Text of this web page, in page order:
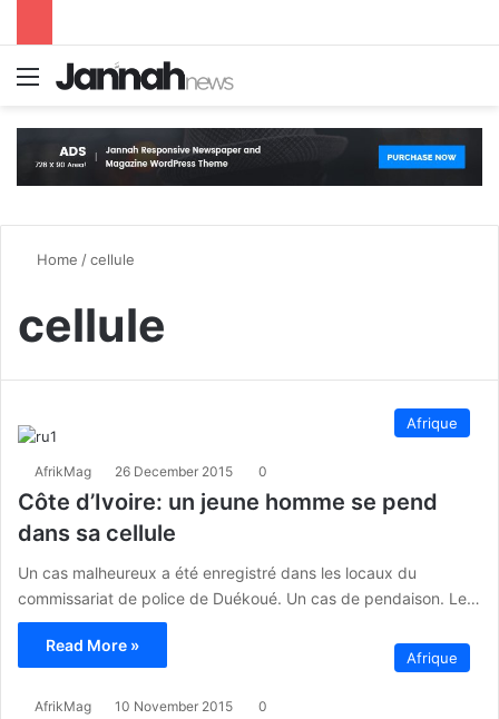
Menu
Home /cellule
cellule
Afrique
AfrikMag 26 December 2015 0
Côte d’Ivoire: un jeune homme se pend
dans sa cellule
Un cas malheureux a été enregistré dans les locaux du
commissariat de police de Duékoué. Un cas de pendaison. Le…
Read More »
Afrique
AfrikMag 10 November 2015 0